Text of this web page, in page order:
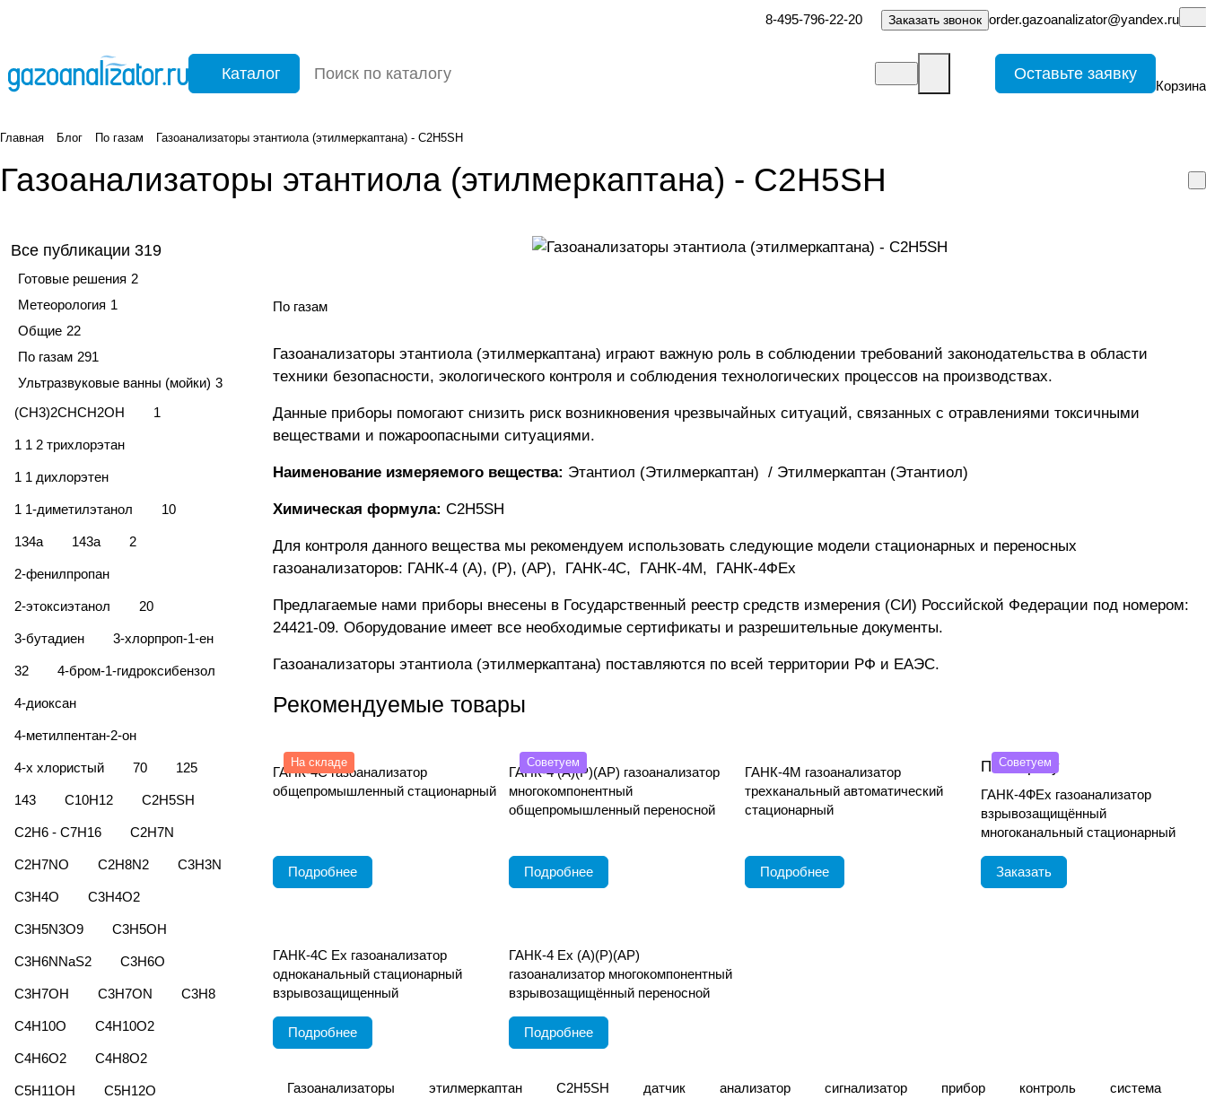
8-495-796-22-20 Заказать звонок order.gazoanalizator@yandex.ru
Каталог Оставьте заявку
Корзина
Главная Блог По газам Газоанализаторы этантиола (этилмеркаптана) - C2H5SH
Газоанализаторы этантиола (этилмеркаптана) - C2H5SH
По газам
Газоанализаторы этантиола (этилмеркаптана) играют важную роль в соблюдении требований законодательства в области
техники безопасности, экологического контроля и соблюдения технологических процессов на производствах.
Данные приборы помогают снизить риск возникновения чрезвычайных ситуаций, связанных с отравлениями токсичными
веществами и пожароопасными ситуациями.
Наименование измеряемого вещества: Этантиол (Этилмеркаптан) / Этилмеркаптан (Этантиол)
Химическая формула: C2H5SH
Для контроля данного вещества мы рекомендуем использовать следующие модели стационарных и переносных
газоанализаторов: ГАНК-4 (А), (Р), (АР), ГАНК-4C, ГАНК-4М, ГАНК-4ФEx
Предлагаемые нами приборы внесены в Государственный реестр средств измерения (СИ) Российской Федерации под номером:
24421-09. Оборудование имеет все необходимые сертификаты и разрешительные документы.
Газоанализаторы этантиола (этилмеркаптана) поставляются по всей территории РФ и ЕАЭС.
Рекомендуемые товары
На складе
ГАНК-4С газоанализатор
общепромышленный стационарный
Подробнее
Советуем
ГАНК-4 (А)(Р)(АР) газоанализатор
многокомпонентный
общепромышленный переносной
Подробнее
ГАНК-4М газоанализатор
трехканальный автоматический
стационарный
Подробнее
Советуем
По запросу
ГАНК-4ФEx газоанализатор
взрывозащищённый
многоканальный стационарный
Заказать
ГАНК-4С Ех газоанализатор
одноканальный стационарный
взрывозащищенный
Подробнее
ГАНК-4 Ех (А)(Р)(АР)
газоанализатор многокомпонентный
взрывозащищённый переносной
Подробнее
Газоанализаторы этилмеркаптан C2H5SH датчик анализатор сигнализатор прибор контроль система
Все публикации 319
Готовые решения 2
Метеорология 1
Общие 22
По газам 291
Ультразвуковые ванны (мойки) 3
(CH3)2CHCH2OH
1
1 1 2 трихлорэтан
1 1 дихлорэтен
1 1-диметилэтанол 10
134а 143а 2
2-фенилпропан
2-этоксиэтанол 20
3-бутадиен 3-хлорпроп-1-ен
32 4-бром-1-гидроксибензол
4-диоксан
4-метилпентан-2-он
4-х хлористый 70 125
143 C10H12 C2H5SH
C2H6 - C7H16 C2H7N
C2H7NO C2H8N2 C3H3N
C3H4O C3H4O2
C3H5N3O9 C3H5OH
C3H6NNaS2 C3H6O
C3H7OH C3H7ON C3H8
C4H10O C4H10O2
C4H6O2 C4H8O2
C5H11OH C5H12O